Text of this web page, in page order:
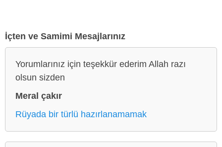
İçten ve Samimi Mesajlarınız
Yorumlarınız için teşekkür ederim Allah razı
olsun sizden
Meral çakır
Rüyada bir türlü hazırlanamamak